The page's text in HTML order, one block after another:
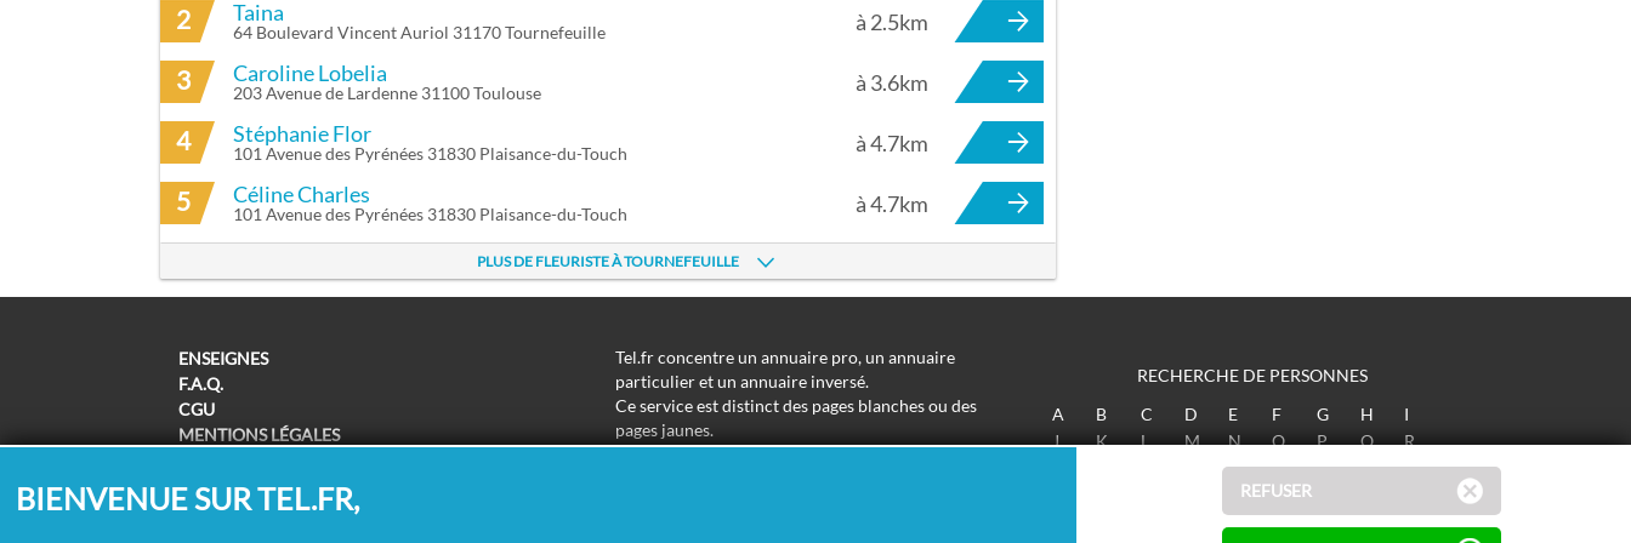
2 Taina
64 Boulevard Vincent Auriol 31170 Tournefeuille à 2.5km
3 Caroline Lobelia
203 Avenue de Lardenne 31100 Toulouse à 3.6km
4 Stéphanie Flor
101 Avenue des Pyrénées 31830 Plaisance-du-Touch à 4.7km
5 Céline Charles
101 Avenue des Pyrénées 31830 Plaisance-du-Touch à 4.7km
PLUS DE FLEURISTE À TOURNEFEUILLE
ENSEIGNES
F.A.Q.
CGU
MENTIONS LÉGALES
POLITIQUE DE COOKIES
MODIFIER MES CHOIX COOKIES
Tel.fr concentre un annuaire pro, un annuaire
particulier et un annuaire inversé.
Ce service est distinct des pages blanches ou des
pages jaunes.
Les informations utilisées peuvent donc varier en
RECHERCHE DE PERSONNES
A
B C D E F G H
I
J
K L M N O P Q
R
W X Y Z
BIENVENUE SUR TEL.FR, REFUSER